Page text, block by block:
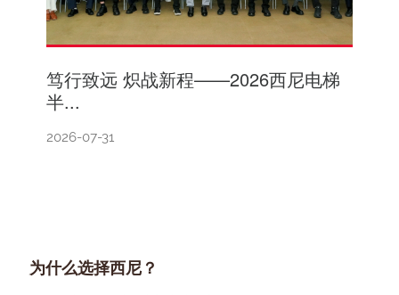
笃行致远 炽战新程——2026西尼电梯
半...
2026-07-31
为什么选择西尼？